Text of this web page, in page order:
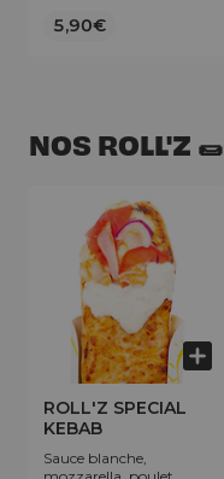
Olives.
5,90€
NOS ROLL'Z 🌯
ROLL'Z SPECIAL
KEBAB
Sauce blanche,